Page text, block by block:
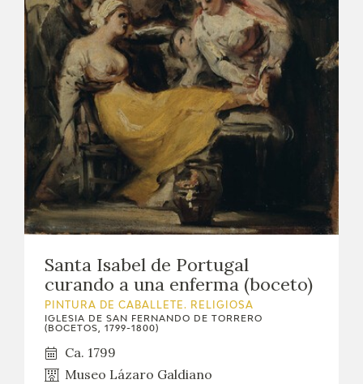
Santa Isabel de Portugal
curando a una enferma (boceto)
PINTURA DE CABALLETE. RELIGIOSA
IGLESIA DE SAN FERNANDO DE TORRERO
(BOCETOS, 1799-1800)
Ca. 1799
Museo Lázaro Galdiano